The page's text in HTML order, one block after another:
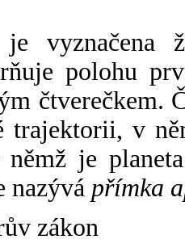
vyznačena
polohu
čtverečkem.
trajektorii, v
je
nazývá přímka
zákon